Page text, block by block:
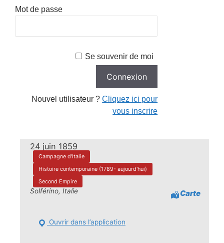
Mot de passe
Se souvenir de moi
Nouvel utilisateur ?Cliquez ici pour
vous inscrire
24 juin 1859
Campagne d'Italie
Histoire contemporaine (1789- aujourd'hui)
Second Empire
Solférino, Italie Carte
Ouvrir dans l’application